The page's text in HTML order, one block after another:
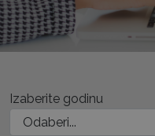
Izaberite godinu